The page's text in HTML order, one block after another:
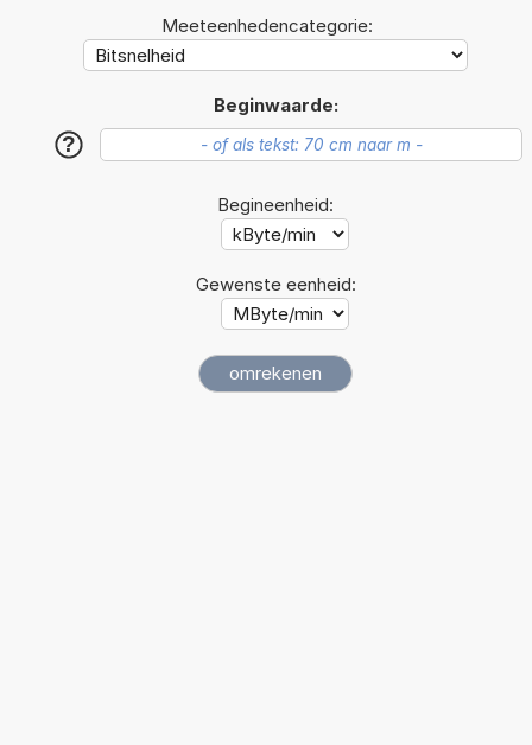
Meeteenhedencategorie:
Beginwaarde:
?
Begineenheid:
Gewenste eenheid: